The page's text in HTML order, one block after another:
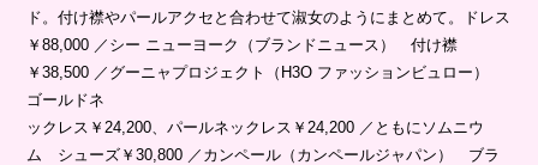
ド。付け襟やパールアクセと合わせて淑女のようにまとめて。ドレス
￥88,000 ／シー ニューヨーク（ブランドニュース） 付け襟
￥38,500 ／グーニャプロジェクト（H3O ファッションビュロー）
ゴールドネ
ックレス￥24,200、パールネックレス￥24,200 ／ともにソムニウ
ム シューズ￥30,800 ／カンペール（カンペールジャパン） ブラ